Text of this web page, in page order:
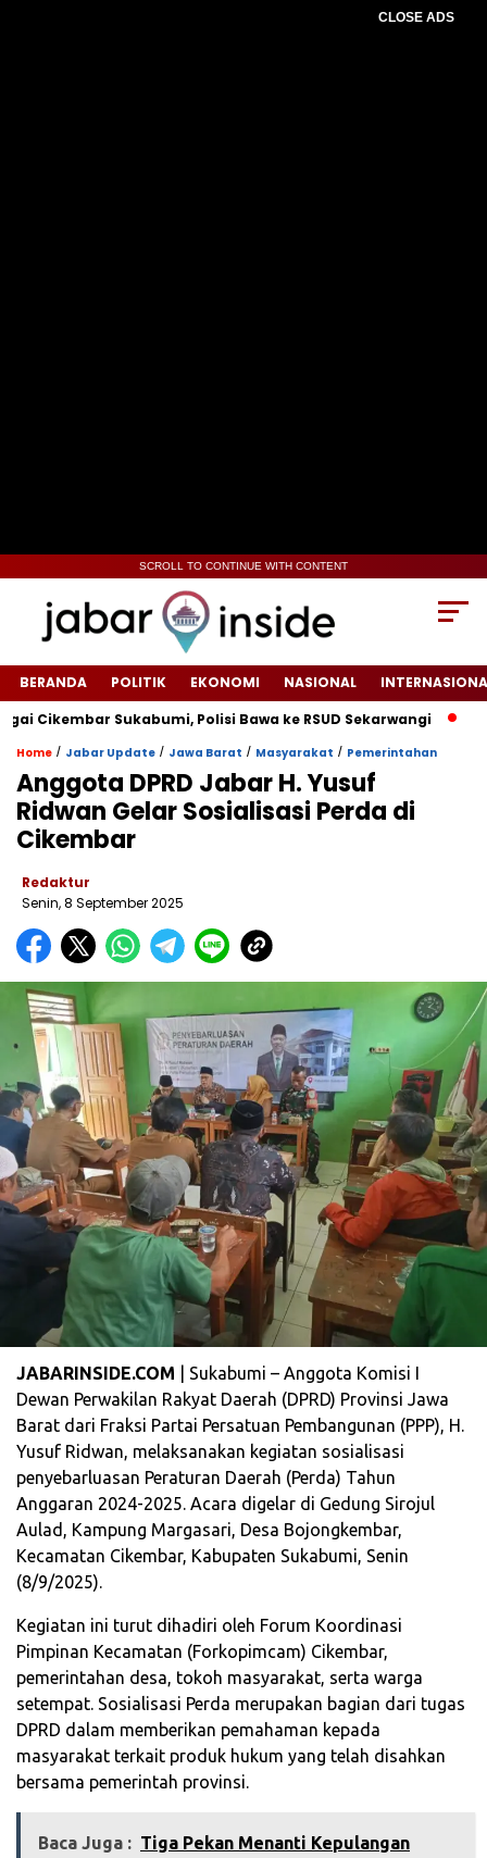
CLOSE ADS
SCROLL TO CONTINUE WITH CONTENT
BERANDA POLITIK EKONOMI NASIONAL
Sukabumi, Polisi Bawa ke RSUD Sekarwangi‎
Tiang
Home / Jabar Update / Jawa Barat / Masyarakat / Pemerintahan
Anggota DPRD Jabar H. Yusuf
Ridwan Gelar Sosialisasi Perda di
Cikembar
Redaktur
Senin, 8 September 2025
JABARINSIDE.COM | Sukabumi – Anggota Komisi I
Dewan Perwakilan Rakyat Daerah (DPRD) Provinsi Jawa
Barat dari Fraksi Partai Persatuan Pembangunan (PPP), H.
Yusuf Ridwan, melaksanakan kegiatan sosialisasi
penyebarluasan Peraturan Daerah (Perda) Tahun
Anggaran 2024-2025. Acara digelar di Gedung Sirojul
Aulad, Kampung Margasari, Desa Bojongkembar,
Kecamatan Cikembar, Kabupaten Sukabumi, Senin
(8/9/2025).
Kegiatan ini turut dihadiri oleh Forum Koordinasi
Pimpinan Kecamatan (Forkopimcam) Cikembar,
pemerintahan desa, tokoh masyarakat, serta warga
setempat. Sosialisasi Perda merupakan bagian dari tugas
DPRD dalam memberikan pemahaman kepada
masyarakat terkait produk hukum yang telah disahkan
bersama pemerintah provinsi.
Baca Juga : Tiga Pekan Menanti Kepulangan